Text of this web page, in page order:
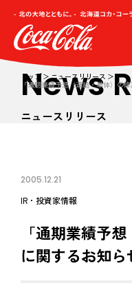
トップ
ニュースリリース
「通期業績予想（連結・単体）の
News
ニュースリリース
2005.12.21
IR・投資家情報
「通期業績予
に関するお知ら